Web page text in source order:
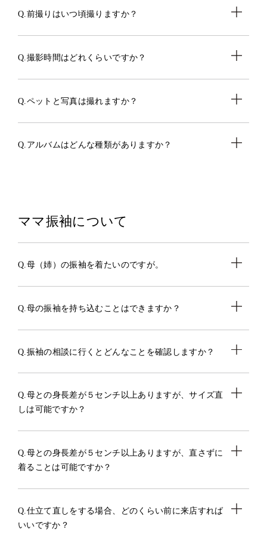
Q.前撮りはいつ頃撮りますか？
Q.撮影時間はどれくらいですか？
Q.ペットと写真は撮れますか？
Q.アルバムはどんな種類がありますか？
ママ振袖について
Q.母（姉）の振袖を着たいのですが。
Q.母の振袖を持ち込むことはできますか？
Q.振袖の相談に行くとどんなことを確認しますか？
Q.母との身長差が５センチ以上ありますが、サイズ直
しは可能ですか？
Q.母との身長差が５センチ以上ありますが、直さずに
着ることは可能ですか？
Q.仕立て直しをする場合、どのくらい前に来店すれば
いいですか？